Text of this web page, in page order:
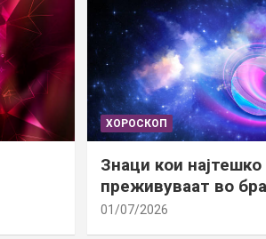
ХОРОСКОП
Знаци кои најтешко
преживуваат во
01/07/2026